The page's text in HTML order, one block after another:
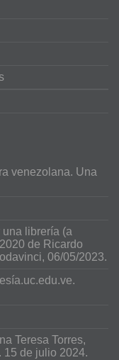
venezolana. Una
una librería (a
de Ricardo
06/05/2023.
Teresa Torres,
15 de julio 2024.